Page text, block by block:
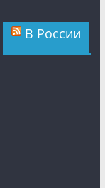
В России